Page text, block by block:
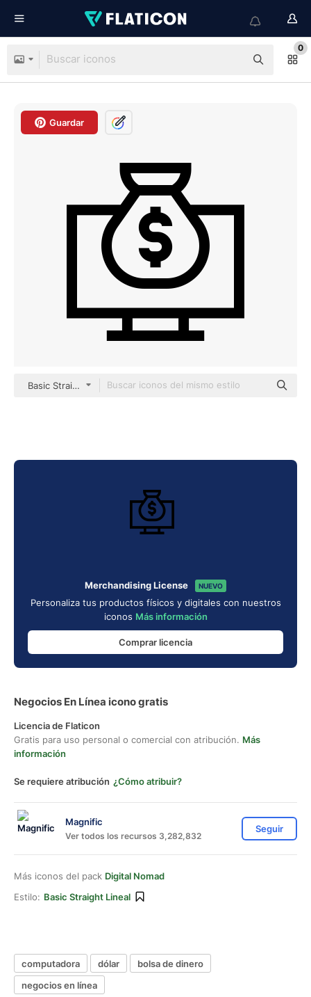
0
Guardar
Basic Straight Lineal
Merchandising License NUEVO
Personaliza tus productos físicos y digitales con nuestros
iconos Más información
Comprar licencia
Negocios En Línea icono gratis
Licencia de Flaticon
Gratis para uso personal o comercial con atribución. Más
información
Se requiere atribución ¿Cómo atribuir?
Magnific
Ver todos los recursos 3,282,832
Seguir
Más iconos del pack Digital Nomad
Estilo: Basic Straight Lineal
computadora dólar
bolsa de dinero
negocios en línea